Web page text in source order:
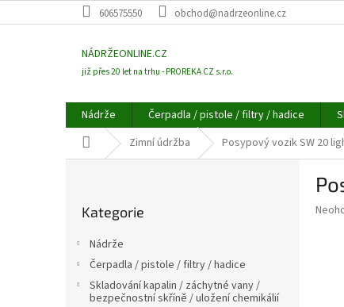
na
606575550 obchod@nadrzeonline.cz
NÁDRŽEONLINE.CZ
již přes 20 let na trhu - PROREKA CZ s.r.o.
Nádrže Čerpadla / pistole / filtry / hadice
Domů Zimní údržba Posypový vozik SW 20
kategorie
Kategorie
Nádrže
Čerpadla / pistole / filtry / hadice
Skladování kapalin / záchytné vany /
bezpečnostní skříně / uložení chemikálií